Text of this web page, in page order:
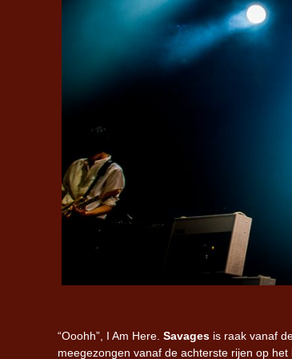
“Ooohh”, I Am Here. Savages is raak vanaf
meegezongen vanaf de achterste rijen op